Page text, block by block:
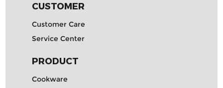
CUSTOMER
Customer Care
Service Center
PRODUCT
Cookware